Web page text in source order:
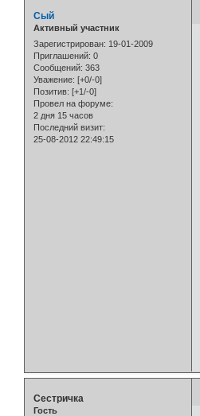
Сый
Активный участник
Зарегистрирован: 19-01-2009
Приглашений: 0
Сообщений: 363
Уважение: [+0/-0]
Позитив: [+1/-0]
Провел на форуме:
2 дня 15 часов
Последний визит:
25-08-2012 22:49:15
Сестричка
Гость